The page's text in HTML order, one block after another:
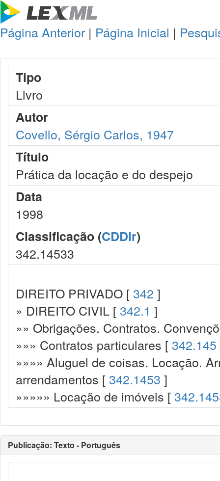
Página Anterior | Página Inicial |
Tipo
Livro
Autor
Covello, Sérgio Carlos, 1947
Título
Prática da locação e do despejo
Data
1998
Classificação (CDDir)
342.14533
DIREITO PRIVADO [ 342 ]
» DIREITO CIVIL [ 342.1 ]
»» Obrigações. Contratos.
»»» Contratos particulares [ 342.145
»»»» Aluguel de coisas. Locação.
arrendamentos [ 342.1453 ]
»»»»» Locação de imóveis [
Publicação: Texto - Português